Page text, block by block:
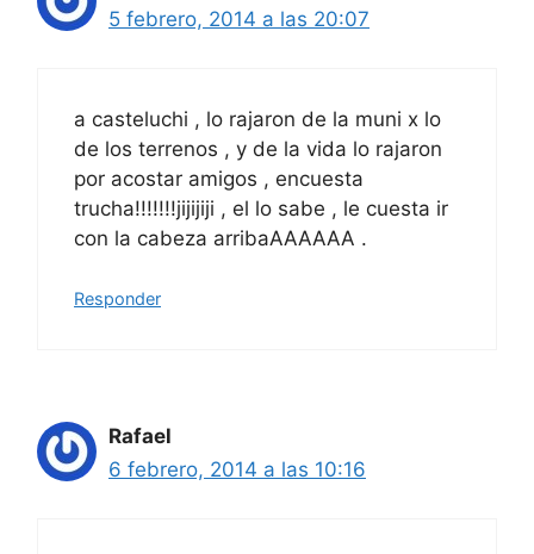
5 febrero, 2014 a las 20:07
a casteluchi , lo rajaron de la muni x lo
de los terrenos , y de la vida lo rajaron
por acostar amigos , encuesta
trucha!!!!!!!jijijiji , el lo sabe , le cuesta ir
con la cabeza arribaAAAAAA .
Responder
Rafael
6 febrero, 2014 a las 10:16